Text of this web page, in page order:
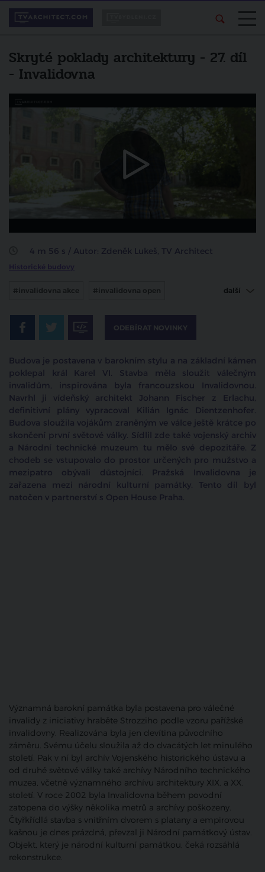
Skryté poklady architektury - 27. díl
- Invalidovna
Líbí se vám pořad? Další video
Skryté poklady architektury -
Sídliště Invalidovna a Hotel Expo
zrušit
4 m 56 s / Autor: Zdeněk Lukeš, TV Architect
Historické budovy
#invalidovna akce #invalidovna open další
ODEBÍRAT NOVINKY
Budova je postavena v barokním stylu a na základní kámen
poklepal král Karel VI. Stavba měla sloužit válečným
invalidům, inspirována byla francouzskou Invalidovnou.
Navrhl ji vídeňský architekt Johann Fischer z Erlachu,
definitivní plány vypracoval Kilián Ignác Dientzenhofer.
Budova sloužila vojákům zraněným ve válce ještě krátce po
skončení první světové války. Sídlil zde také vojenský archiv
a Národní technické muzeum tu mělo své depozitáře. Z
chodeb se vstupovalo do prostor určených pro mužstvo a
mezipatro obývali důstojníci. Pražská Invalidovna je
zařazena mezi národní kulturní památky. Tento díl byl
natočen v partnerství s Open House Praha.
Významná barokní památka byla postavena pro válečné
invalidy z iniciativy hraběte Strozziho podle vzoru pařížské
invalidovny. Realizována byla jen devítina původního
záměru. Svému účelu sloužila až do dvacátých let minulého
století. Pak v ní byl archív Vojenského historického ústavu a
od druhé světové války také archívy Národního technického
muzea, včetně významného archívu architektury XIX. a XX.
století. V roce 2002 byla Invalidovna během povodní
zatopena do výšky několika metrů a archívy poškozeny.
Čtyřkřídlá stavba s vnitřním dvorem s platany a empirovou
kašnou je dnes prázdná, převzal ji Národní památkový ústav.
Objekt, který je národní kulturní památkou, čeká rozsáhlá
rekonstrukce.